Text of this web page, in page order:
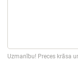
Uzmanību! Preces krāsa